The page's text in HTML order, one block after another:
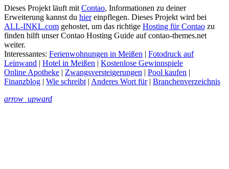
Dieses Projekt läuft mit Contao, Informationen zu deiner
Erweiterung kannst du hiereinpflegen. Dieses Projekt wird bei
ALL-INKL.com gehostet, um das richtige Hosting für Contao zu
finden hilft unser Contao Hosting Guide auf contao-themes.net
weiter.
Interessantes: Ferienwohnungen in Meißen | Fotodruck auf
Leinwand | Hotel in Meißen | Kostenlose Gewinnspiele
Online Apotheke | Zwangsversteigerungen | Pool kaufen |
Finanzblog | Wie schreibt | Anderes Wort für| Branchenverzeichnis
arrow_upward